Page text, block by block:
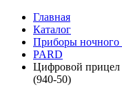
Главная
Каталог
Приборы ночного
PARD
Цифровой прицел
(940-50)